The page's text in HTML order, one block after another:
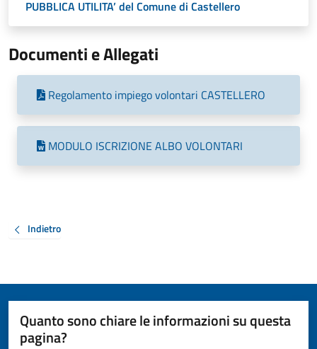
PUBBLICA UTILITA’ del Comune di Castellero
Documenti e Allegati
Regolamento impiego volontari CASTELLERO
MODULO ISCRIZIONE ALBO VOLONTARI
Indietro
Quanto sono chiare le informazioni su questa
pagina?